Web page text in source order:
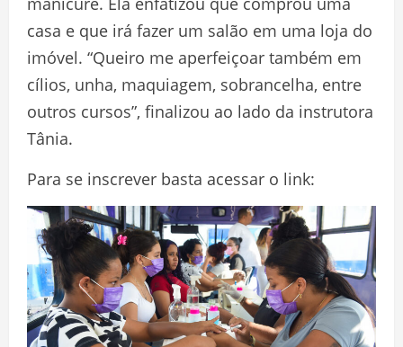
casa e que irá fazer um salão em uma loja do
imóvel. “Queiro me aperfeiçoar também em
cílios, unha, maquiagem, sobrancelha, entre
outros cursos”, finalizou ao lado da instrutora
Tânia.
Para se inscrever basta acessar o link: